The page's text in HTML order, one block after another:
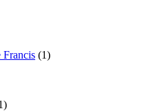
Francis (1)